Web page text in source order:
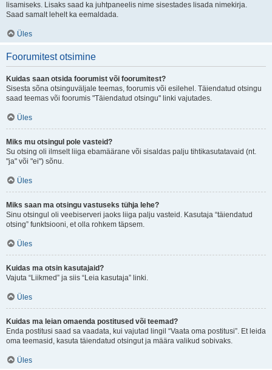
lisamiseks. Lisaks saad ka juhtpaneelis nime sisestades lisada nimekirja.
Saad samalt lehelt ka eemaldada.
Üles
Foorumitest otsimine
Kuidas saan otsida foorumist või foorumitest?
Sisesta sõna otsinguväljale teemas, foorumis või esilehel. Täiendatud otsingu
saad teemas või foorumis "Täiendatud otsingu" linki vajutades.
Üles
Miks mu otsingul pole vasteid?
Su otsing oli ilmselt liiga ebamäärane või sisaldas palju tihtikasutatavaid (nt.
"ja" või "ei") sõnu.
Üles
Miks saan ma otsingu vastuseks tühja lehe?
Sinu otsingul oli veebiserveri jaoks liiga palju vasteid. Kasutaja “täiendatud
otsing” funktsiooni, et olla rohkem täpsem.
Üles
Kuidas ma otsin kasutajaid?
Vajuta “Liikmed” ja siis “Leia kasutaja” linki.
Üles
Kuidas ma leian omaenda postitused või teemad?
Enda postitusi saad sa vaadata, kui vajutad lingil “Vaata oma postitusi”. Et leida
oma teemasid, kasuta täiendatud otsingut ja määra valikud sobivaks.
Üles